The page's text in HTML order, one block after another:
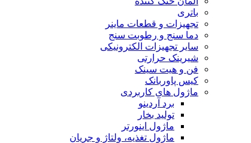
باتری
تجهیزات و قطعات ماینر
دما سنج و رطوبت سنج
سایر تجهیزات الکترونیکی
شیرینک حرارتی
فن و هیت سینک
کیس پاوربانک
ماژول های کاربردی
برد آردینو
تولید بخار
ماژول اینورتر
ماژول تغذیه، ولتاژ و جریان